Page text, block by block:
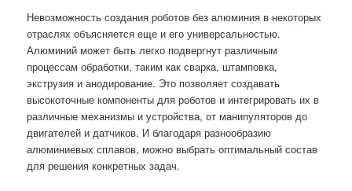
Невозможность создания роботов без алюминия в некоторых
отраслях объясняется еще и его универсальностью.
Алюминий может быть легко подвергнут различным
процессам обработки, таким как сварка, штамповка,
экструзия и анодирование. Это позволяет создавать
высокоточные компоненты для роботов и интегрировать их в
различные механизмы и устройства, от манипуляторов до
двигателей и датчиков. И благодаря разнообразию
алюминиевых сплавов, можно выбрать оптимальный состав
для решения конкретных задач.